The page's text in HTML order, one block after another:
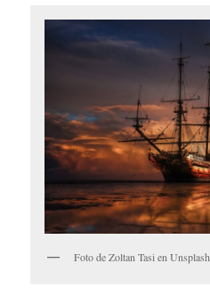
Foto de Zoltan Tasi en Unsplash